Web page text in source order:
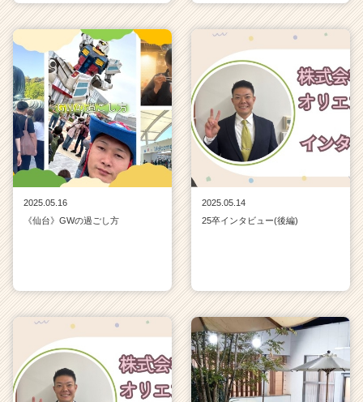
2025.05.16
《仙台》GWの過ごし方
2025.05.14
25卒インタビュー(後編)